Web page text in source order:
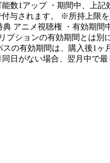
数1アップ ・期間中、上
与されます。 ※所持上
アニメ視聴権 ・有効期
ションの有効期間とは
の有効期間は、購入後1
日がない場合、翌月中で